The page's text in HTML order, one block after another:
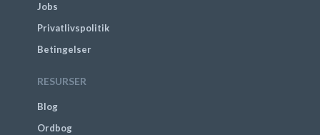
Jobs
Privatlivspolitik
Betingelser
RESURSER
Blog
Ordbog